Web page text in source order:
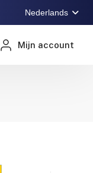
Nederlands
Mijn account